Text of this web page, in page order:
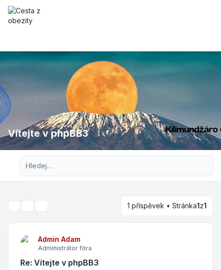
Vítejte v phpBB3
Pokročilé hledání
Nástroje tématu
Hledat 1 příspěvek • Stránka1z1
Admin Adam
Administrátor fóra
Re: Vítejte v phpBB3